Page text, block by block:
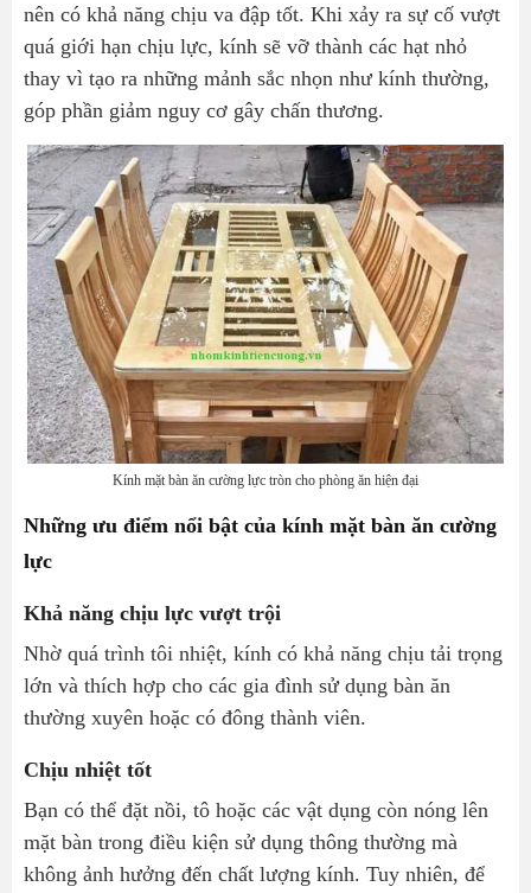
nên có khả năng chịu va đập tốt. Khi xảy ra sự cố vượt
quá giới hạn chịu lực, kính sẽ vỡ thành các hạt nhỏ
thay vì tạo ra những mảnh sắc nhọn như kính thường,
góp phần giảm nguy cơ gây chấn thương.
Kính mặt bàn ăn cường lực tròn cho phòng ăn hiện đại
Những ưu điểm nổi bật của kính mặt bàn ăn cường
lực
Khả năng chịu lực vượt trội
Nhờ quá trình tôi nhiệt, kính có khả năng chịu tải trọng
lớn và thích hợp cho các gia đình sử dụng bàn ăn
thường xuyên hoặc có đông thành viên.
Chịu nhiệt tốt
Bạn có thể đặt nồi, tô hoặc các vật dụng còn nóng lên
mặt bàn trong điều kiện sử dụng thông thường mà
không ảnh hưởng đến chất lượng kính. Tuy nhiên, để